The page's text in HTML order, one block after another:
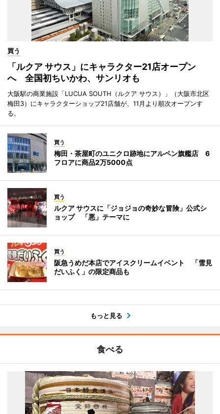
買う
「ルクア サウス」にキャラクター21店オープン
へ 全国初ちいかわ、サンリオも
大阪駅の商業施設「LUCUA SOUTH（ルクア サウス）」（大阪市北区
梅田3）にキャラクターショップ21店舗が、11月より順次オープンす
る。
買う
梅田・茶屋町のユニクロ跡地にアルペン旗艦店 6
フロアに商品2万5000点
買う
ルクア サウスに「ジョジョの奇妙な冒険」公式シ
ョップ 「悪」テーマに
買う
阪急うめだ本店でアイスクリームイベント 「雪見
だいふく」の限定商品も
もっと見る
食べる